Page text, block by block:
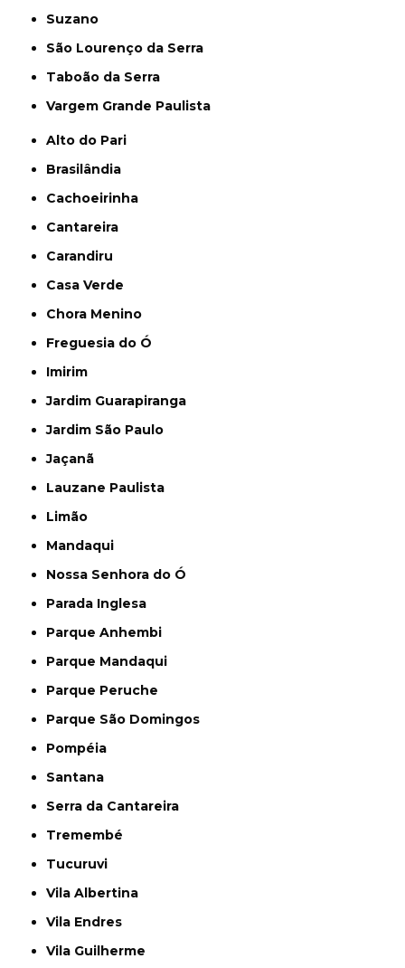
Suzano
São Lourenço da Serra
Taboão da Serra
Vargem Grande Paulista
Alto do Pari
Brasilândia
Cachoeirinha
Cantareira
Carandiru
Casa Verde
Chora Menino
Freguesia do Ó
Imirim
Jardim Guarapiranga
Jardim São Paulo
Jaçanã
Lauzane Paulista
Limão
Mandaqui
Nossa Senhora do Ó
Parada Inglesa
Parque Anhembi
Parque Mandaqui
Parque Peruche
Parque São Domingos
Pompéia
Santana
Serra da Cantareira
Tremembé
Tucuruvi
Vila Albertina
Vila Endres
Vila Guilherme